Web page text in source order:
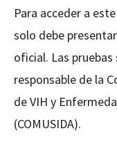
Para acceder a
solo debe
oficial. Las
responsable de la
de VIH y
(COMUSIDA).